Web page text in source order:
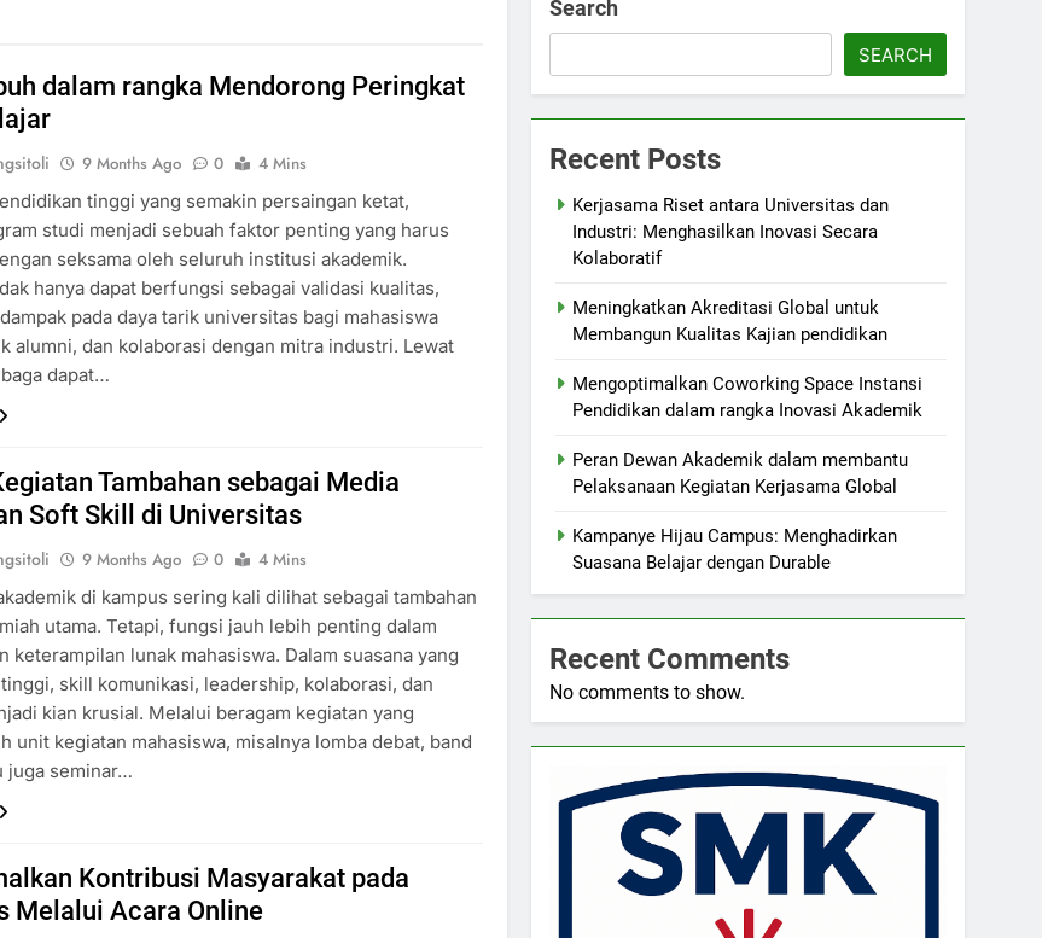
dalam rangka Mendorong Peringkat
9 Months Ago 0
4 Mins
tinggi yang semakin persaingan ketat,
studi menjadi sebuah faktor penting yang harus
seksama oleh seluruh institusi akademik.
hanya dapat berfungsi sebagai validasi kualitas,
pada daya tarik universitas bagi mahasiswa
alumni, dan kolaborasi dengan mitra industri. Lewat
dapat…
Tambahan sebagai Media
Soft Skill di Universitas
9 Months Ago 0
4 Mins
di kampus sering kali dilihat sebagai tambahan
utama. Tetapi, fungsi jauh lebih penting dalam
keterampilan lunak mahasiswa. Dalam suasana yang
skill komunikasi, leadership, kolaborasi, dan
kian krusial. Melalui beragam kegiatan yang
unit kegiatan mahasiswa, misalnya lomba debat, band
juga seminar…
Kontribusi Masyarakat pada
Melalui Acara Online
Search
SEARCH
Recent Posts
Kerjasama Riset antara Universitas dan
Industri: Menghasilkan Inovasi Secara
Kolaboratif
Meningkatkan Akreditasi Global untuk
Membangun Kualitas Kajian pendidikan
Mengoptimalkan Coworking Space Instansi
Pendidikan dalam rangka Inovasi Akademik
Peran Dewan Akademik dalam membantu
Pelaksanaan Kegiatan Kerjasama Global
Kampanye Hijau Campus: Menghadirkan
Suasana Belajar dengan Durable
Recent Comments
No comments to show.